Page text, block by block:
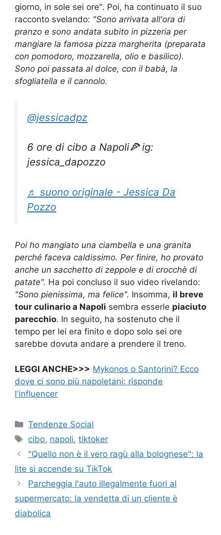
giorno, in sole sei ore". Poi, ha continuato il suo
racconto svelando: "Sono arrivata all'ora di
pranzo e sono andata subito in pizzeria per
mangiare la famosa pizza margherita (preparata
con pomodoro, mozzarella, olio e basilico).
Sono poi passata al dolce, con il babà, la
sfogliatella e il cannolo.
@jessicadpz
6 ore di cibo a Napoli🍕 ig:
jessica_dapozzo
♬ suono originale - Jessica Da
Pozzo
Poi ho mangiato una ciambella e una granita
perché faceva caldissimo. Per finire, ho provato
anche un sacchetto di zeppole e di crocchè di
patate". Ha poi concluso il suo video rivelando:
"Sono pienissima, ma felice". Insomma, il breve
tour culinario a Napoli sembra esserle piaciuto
parecchio. In seguito, ha sostenuto che il
tempo per lei era finito e dopo solo sei ore
sarebbe dovuta andare a prendere il treno.
LEGGI ANCHE>>> Mykonos o Santorini? Ecco
dove ci sono più napoletani: risponde
l'influencer
Categorie
Tendenze Social
Tag
cibo, napoli,tiktoker
"Quello non è il vero ragù alla bolognese": la
lite si accende su TikTok
Parcheggia l'auto illegalmente fuori al
supermercato: la vendetta di un cliente è
diabolica